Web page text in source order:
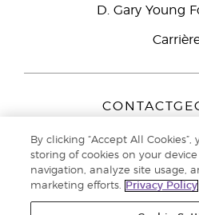
D. Gary Young
Peizerweg
9727 AJ
Klantenservice:44-
By clicking “Accept All
storing of cookies on your
navigation, analyze site usage,
marketing efforts.
Privacy Policy